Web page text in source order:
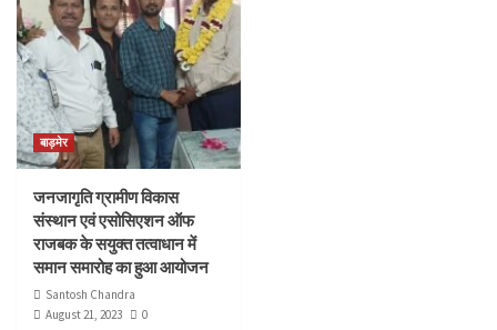
बाड़मेर
जनजागृति ग्रामीण विकास
संस्थान एवं एसोसिएशन ऑफ
राजबक के सयुक्त तत्वाधान में
समान समारोह का हुआ आयोजन
Santosh Chandra
August 21, 2023
0